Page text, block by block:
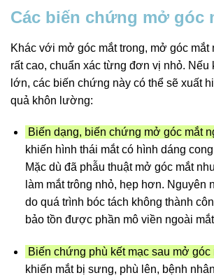
Các biến chứng mở góc
Khác với mở góc mắt trong, mở góc mắt
rất cao, chuẩn xác từng đơn vị nhỏ. Nếu
lớn, các biến chứng này có thể sẽ xuất
quả khôn lường:
Biến dạng, biến chứng mở góc mắt
khiến hình thái mắt có hình dáng
Mặc dù đã phẫu thuật mở góc mắt
làm mắt trông nhỏ, hẹp hơn. Nguyên
do quá trình bóc tách không thành
bảo tồn được phần mô viền ngoài
Biến chứng phù kết mạc sau mở góc
khiến mắt bị sưng, phù lên, bệnh